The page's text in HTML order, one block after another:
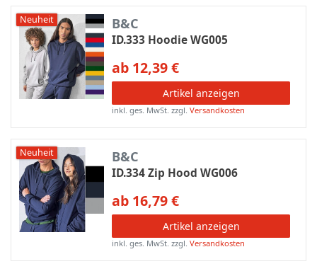
Neuheit B&C
ID.333 Hoodie WG005
ab 12,39 €
Artikel anzeigen
inkl. ges. MwSt. zzgl.Versandkosten
Neuheit B&C
ID.334 Zip Hood WG006
ab 16,79 €
Artikel anzeigen
inkl. ges. MwSt. zzgl.Versandkosten